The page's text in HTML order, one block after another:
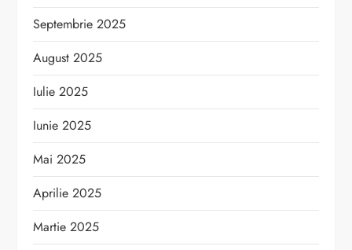
Septembrie 2025
August 2025
Iulie 2025
Iunie 2025
Mai 2025
Aprilie 2025
Martie 2025